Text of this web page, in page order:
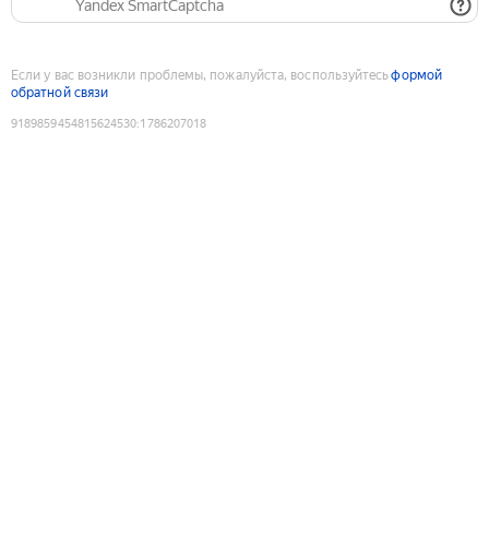
Yandex SmartCaptcha
Если у вас возникли проблемы, пожалуйста, воспользуйтесьформой
обратной связи
9189859454815624530:1786207018